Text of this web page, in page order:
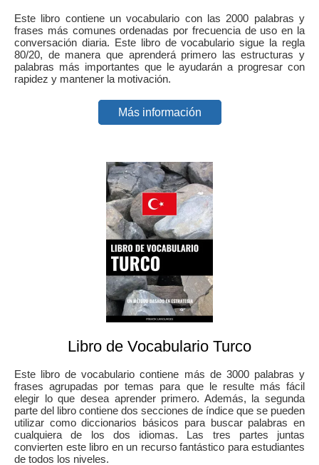
Este libro contiene un vocabulario con las 2000 palabras y
frases más comunes ordenadas por frecuencia de uso en la
conversación diaria. Este libro de vocabulario sigue la regla
80/20, de manera que aprenderá primero las estructuras y
palabras más importantes que le ayudarán a progresar con
rapidez y mantener la motivación.
Más información
Libro de Vocabulario Turco
Este libro de vocabulario contiene más de 3000 palabras y
frases agrupadas por temas para que le resulte más fácil
elegir lo que desea aprender primero. Además, la segunda
parte del libro contiene dos secciones de índice que se pueden
utilizar como diccionarios básicos para buscar palabras en
cualquiera de los dos idiomas. Las tres partes juntas
convierten este libro en un recurso fantástico para estudiantes
de todos los niveles.